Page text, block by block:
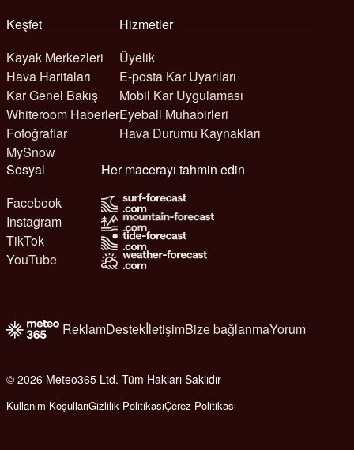
Keşfet
Kayak Merkezleri
Hava Haritaları
Kar Genel Bakış
Whiteroom Haberler
Fotoğraflar
MySnow
Hizmetler
Üyelik
E-posta Kar Uyarıları
Mobil Kar Uygulaması
Eyeball Muhabirleri
Hava Durumu Kaynakları
Sosyal
Facebook
Instagram
TikTok
YouTube
Her macerayı tahmin edin
ReklamDestekİletişimBize bağlanmaYorum
© 2026 Meteo365 Ltd. Tüm Hakları Saklıdır
Kullanım KoşullarıGizlilik PolitikasıÇerez Politikası